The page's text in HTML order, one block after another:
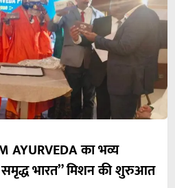
AYURVEDA का भव्य
भारत” मिशन की शुरुआत